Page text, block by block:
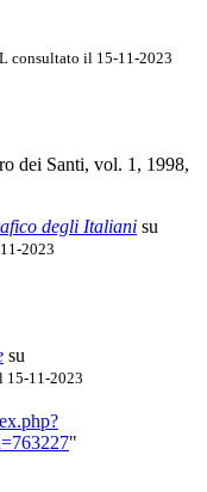
consultato il 15-11-2023
dei Santi, vol. 1, 1998,
degli Italiani su
2023
su
15-11-2023
"